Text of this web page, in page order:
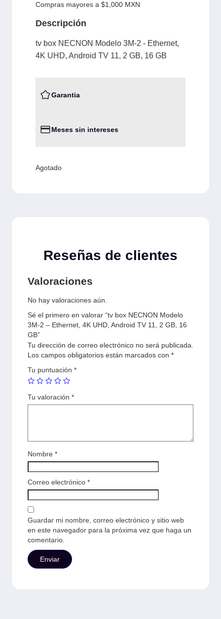
Compras mayores a $1,000 MXN
Descripción
tv box NECNON Modelo 3M-2 - Ethernet,
4K UHD, Android TV 11, 2 GB, 16 GB
Garantia
Meses sin intereses
Agotado
Reseñas de clientes
Valoraciones
No hay valoraciones aún.
Sé el primero en valorar “tv box NECNON Modelo
3M-2 – Ethernet, 4K UHD, Android TV 11, 2 GB, 16
GB”
Tu dirección de correo electrónico no será publicada.
Los campos obligatorios están marcados con *
Tu puntuación *
Tu valoración *
Nombre *
Correo electrónico *
Guardar mi nombre, correo electrónico y sitio web
en este navegador para la próxima vez que haga un
comentario.